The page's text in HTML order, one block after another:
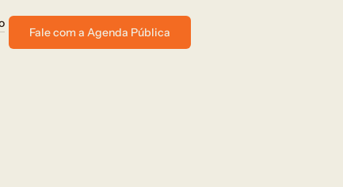
Fale com a Agenda Pública